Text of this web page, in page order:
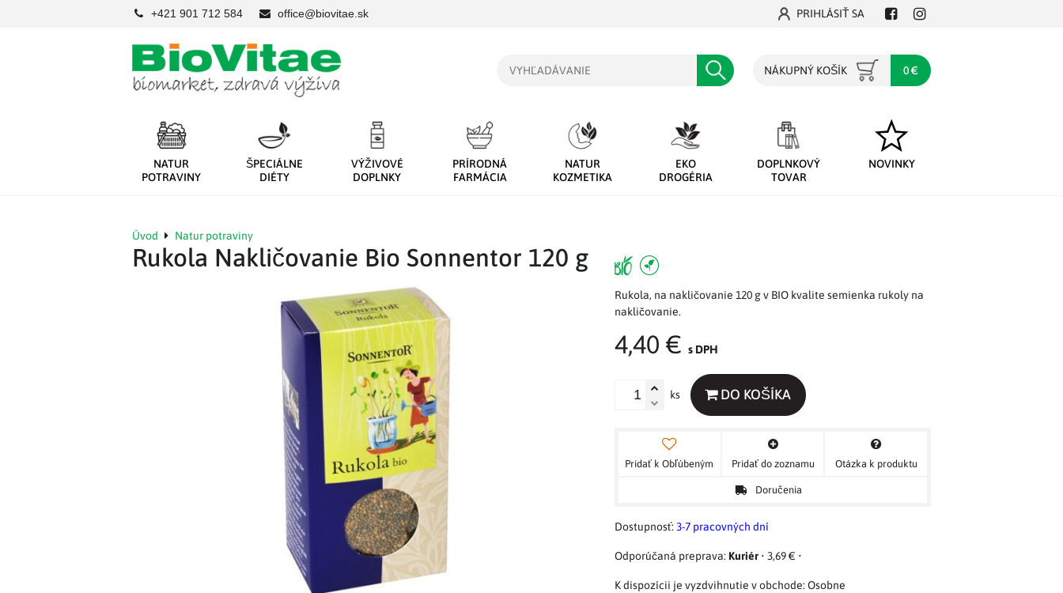
+421 901 712 584 office@biovitae.sk PRIHLÁSIŤ SA
FacebookInstagram
Hľadať NÁKUPNÝ KOŠÍK 0 €
NATUR
POTRAVINY
ŠPECIÁLNE
DIÉTY
VÝŽIVOVÉ
DOPLNKY
PRÍRODNÁ
FARMÁCIA
NATUR
KOZMETIKA
EKO
DROGÉRIA
DOPLNKOVÝ
TOVAR
NOVINKY
Úvod Natur potraviny
Rukola Nakličovanie Bio Sonnentor 120 g
Rukola, na nakličovanie 120 g v BIO kvalite semienka rukoly na
nakličovanie.
4,40 € s DPH
ks DO KOŠÍKA
Pridať k Obľúbeným Pridať do zoznamu Otázka k produktu
Doručenia
Dostupnosť: 3-7 pracovných dní
Kuriér • 3,69 € •
Osobne